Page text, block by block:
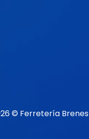
© Ferretería Brenes